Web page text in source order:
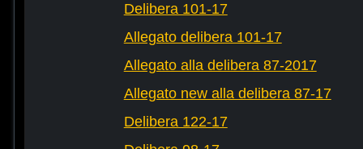
Delibera 101-17
Allegato delibera 101-17
Allegato alla delibera 87-2017
Allegato new alla delibera 87-17
Delibera 122-17